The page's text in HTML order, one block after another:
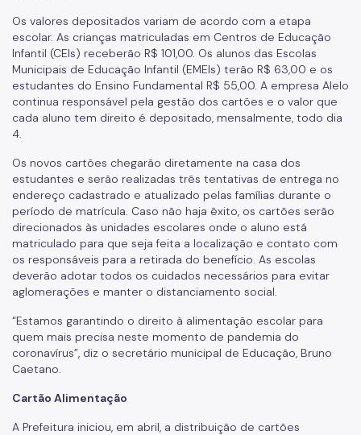
Os valores depositados variam de acordo com a etapa
escolar. As crianças matriculadas em Centros de Educação
Infantil (CEIs) receberão R$ 101,00. Os alunos das Escolas
Municipais de Educação Infantil (EMEIs) terão R$ 63,00 e os
estudantes do Ensino Fundamental R$ 55,00. A empresa Alelo
continua responsável pela gestão dos cartões e o valor que
cada aluno tem direito é depositado, mensalmente, todo dia
4.
Os novos cartões chegarão diretamente na casa dos
estudantes e serão realizadas três tentativas de entrega no
endereço cadastrado e atualizado pelas famílias durante o
período de matrícula. Caso não haja êxito, os cartões serão
direcionados às unidades escolares onde o aluno está
matriculado para que seja feita a localização e contato com
os responsáveis para a retirada do benefício. As escolas
deverão adotar todos os cuidados necessários para evitar
aglomerações e manter o distanciamento social.
“Estamos garantindo o direito à alimentação escolar para
quem mais precisa neste momento de pandemia do
coronavírus”, diz o secretário municipal de Educação, Bruno
Caetano.
Cartão Alimentação
A Prefeitura iniciou, em abril, a distribuição de cartões